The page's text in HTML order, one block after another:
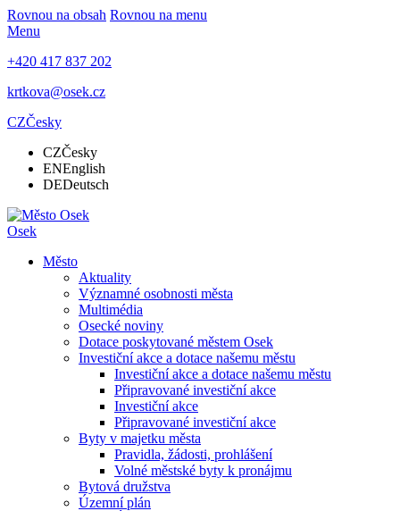
Rovnou na obsah Rovnou na menu
Menu
+420 417 837 202
krtkova@osek.cz
CZČesky
CZČesky
ENEnglish
DEDeutsch
Osek
Město
Aktuality
Významné osobnosti města
Multimédia
Osecké noviny
Dotace poskytované městem Osek
Investiční akce a dotace našemu městu
Investiční akce a dotace našemu městu
Připravované investiční akce
Investiční akce
Připravované investiční akce
Byty v majetku města
Pravidla, žádosti, prohlášení
Volné městské byty k pronájmu
Bytová družstva
Územní plán